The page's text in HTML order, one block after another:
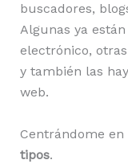
buscadores,
Algunas ya
electrónico,
y también las
web.
Centrándome
tipos.